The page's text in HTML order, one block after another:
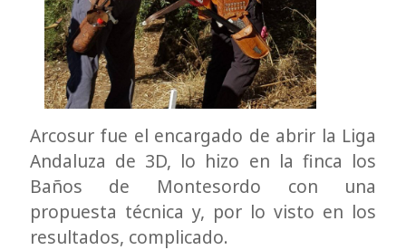
Arcosur fue el encargado de abrir la Liga
Andaluza de 3D, lo hizo en la finca los
Baños de Montesordo con una
propuesta técnica y, por lo visto en los
resultados, complicado.